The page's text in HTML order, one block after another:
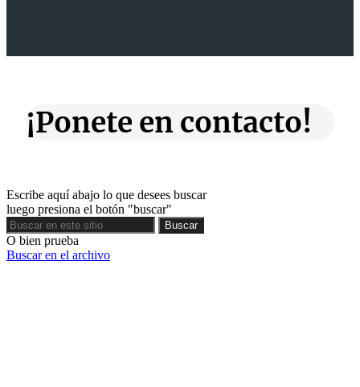
¡Ponete en contacto!
Escribe aquí abajo lo que desees buscar
luego presiona el botón "buscar"
Buscar
Buscar
O bien prueba
Buscar en el archivo